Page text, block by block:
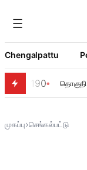
Chengalpattu
190
முகப்பு›செங்கல்பட்டு